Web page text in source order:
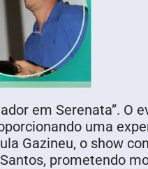
em Serenata”. O
uma
Gazineu, o show
prometendo